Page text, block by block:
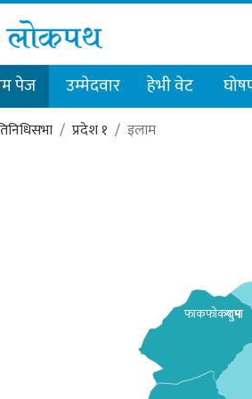
पेज उम्मेदवार हेभी वेट
प्रदेश १ इलाम
फाकफोकथुम
गा
.पा
.